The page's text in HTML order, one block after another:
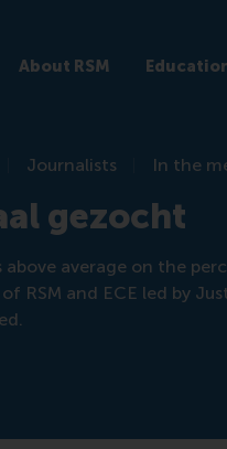
About RSM
Journalists In the
gezocht
average on the
RSM and ECE led by